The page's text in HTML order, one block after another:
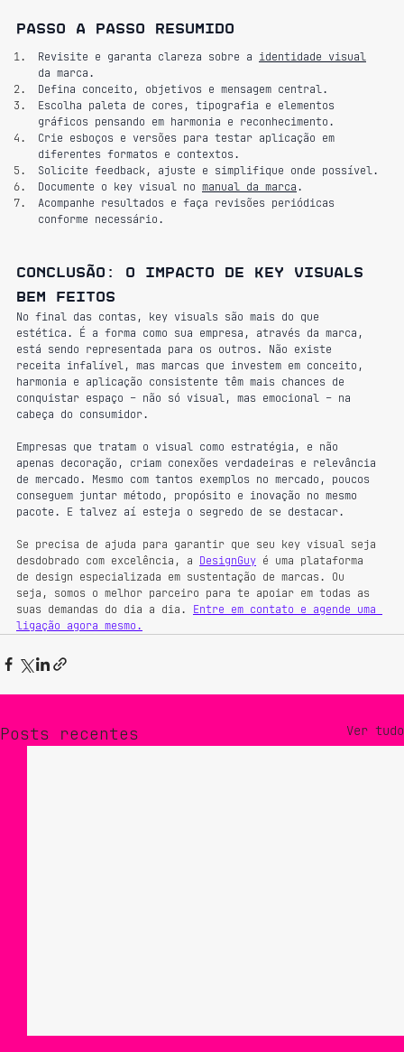
Passo a passo resumido
Revisite e garanta clareza sobre a identidade visual
da marca.
Defina conceito, objetivos e mensagem central.
Escolha paleta de cores, tipografia e elementos
gráficos pensando em harmonia e reconhecimento.
Crie esboços e versões para testar aplicação em
diferentes formatos e contextos.
Solicite feedback, ajuste e simplifique onde possível.
Documente o key visual no manual da marca.
Acompanhe resultados e faça revisões periódicas
conforme necessário.
Conclusão: o impacto de key visuals
bem feitos
No final das contas, key visuals são mais do que
estética. É a forma como sua empresa, através da marca,
está sendo representada para os outros. Não existe
receita infalível, mas marcas que investem em conceito,
harmonia e aplicação consistente têm mais chances de
conquistar espaço – não só visual, mas emocional – na
cabeça do consumidor.
Empresas que tratam o visual como estratégia, e não
apenas decoração, criam conexões verdadeiras e relevância
de mercado. Mesmo com tantos exemplos no mercado, poucos
conseguem juntar método, propósito e inovação no mesmo
pacote. E talvez aí esteja o segredo de se destacar.
Se precisa de ajuda para garantir que seu key visual seja
desdobrado com excelência, a DesignGuy é uma plataforma
de design especializada em sustentação de marcas. Ou
seja, somos o melhor parceiro para te apoiar em todas as
suas demandas do dia a dia. Entre em contato e agende uma
ligação agora mesmo.
Posts recentes Ver tudo